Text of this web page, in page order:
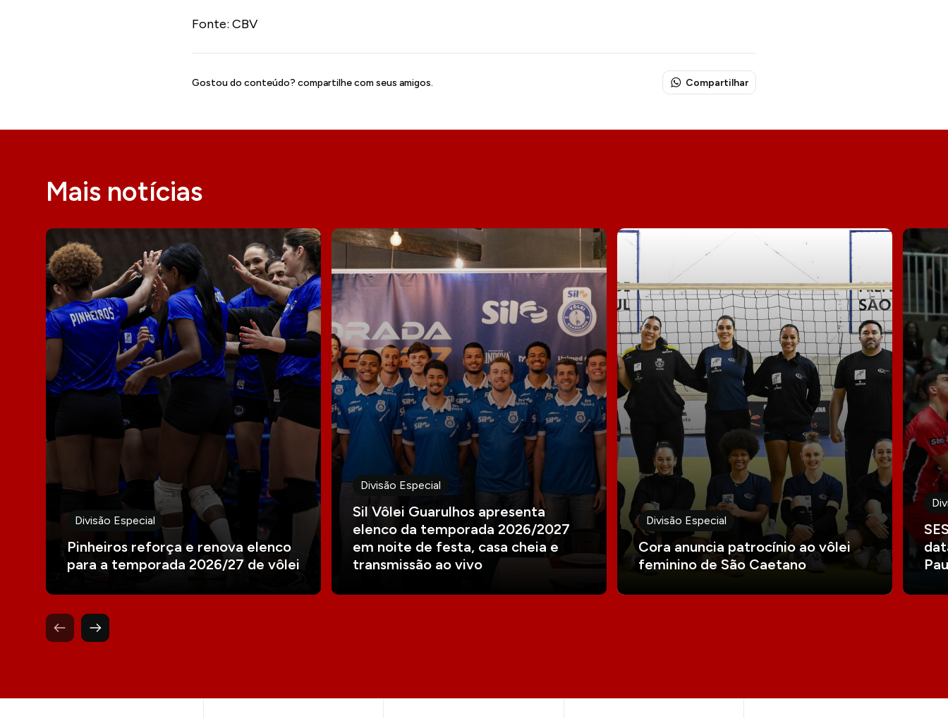
Fonte: CBV
Gostou do conteúdo? compartilhe com seus amigos. Compartilhar
Mais notícias
Divisão Especial
Pinheiros reforça e renova elenco
para a temporada 2026/27 de vôlei
Divisão Especial
Sil Vôlei Guarulhos apresenta
elenco da temporada 2026/2027
em noite de festa, casa cheia e
transmissão ao vivo
Divisão Especial
Cora anuncia patrocínio ao vôlei
feminino de São Caetano